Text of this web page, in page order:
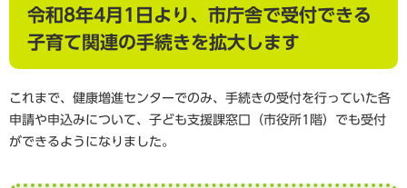
令和8年4月1日より、市庁舎で受付できる
子育て関連の手続きを拡大します
これまで、健康増進センターでのみ、手続きの受付を行っていた各
申請や申込みについて、子ども支援課窓口（市役所1階）でも受付
ができるようになりました。